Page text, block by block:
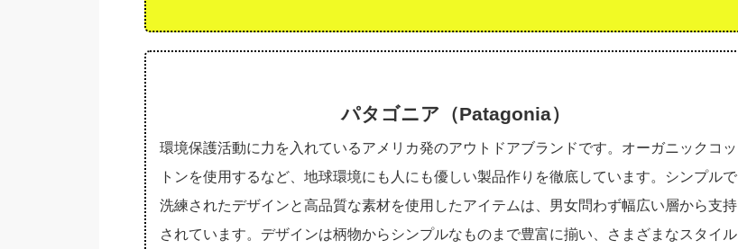
パタゴニア（Patagonia）
環境保護活動に力を入れているアメリカ発のアウトドアブランドです。オーガニックコッ
トンを使用するなど、地球環境にも人にも優しい製品作りを徹底しています。シンプルで
洗練されたデザインと高品質な素材を使用したアイテムは、男女問わず幅広い層から支持
されています。デザインは柄物からシンプルなものまで豊富に揃い、さまざまなスタイル